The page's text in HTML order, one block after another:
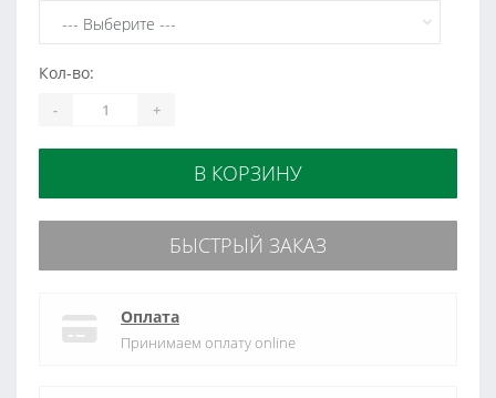
Кол-во:
- +
В КОРЗИНУ
БЫСТРЫЙ ЗАКАЗ
Оплата
Принимаем оплату online